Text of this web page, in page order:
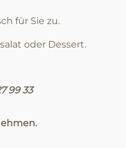
für Sie zu.
oder Dessert.
99 33